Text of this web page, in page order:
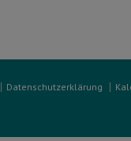
Datenschutzerklärung